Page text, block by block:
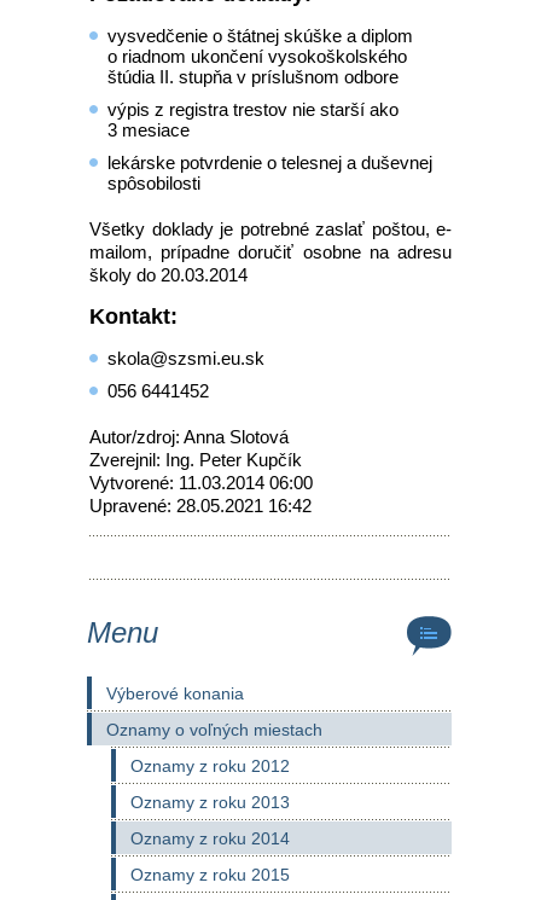
vysvedčenie o štátnej skúške a diplom
o riadnom ukončení vysokoškolského
štúdia II. stupňa v príslušnom odbore
výpis z registra trestov nie starší ako
3 mesiace
lekárske potvrdenie o telesnej a duševnej
spôsobilosti
Všetky doklady je potrebné zaslať poštou, e-
mailom, prípadne doručiť osobne na adresu
školy do 20.03.2014
Kontakt:
skola@szsmi.eu.sk
056 6441452
Autor/zdroj: Anna Slotová
Zverejnil: Ing. Peter Kupčík
Vytvorené: 11.03.2014 06:00
Upravené: 28.05.2021 16:42
Menu
Výberové konania
Oznamy o voľných miestach
Oznamy z roku 2012
Oznamy z roku 2013
Oznamy z roku 2014
Oznamy z roku 2015